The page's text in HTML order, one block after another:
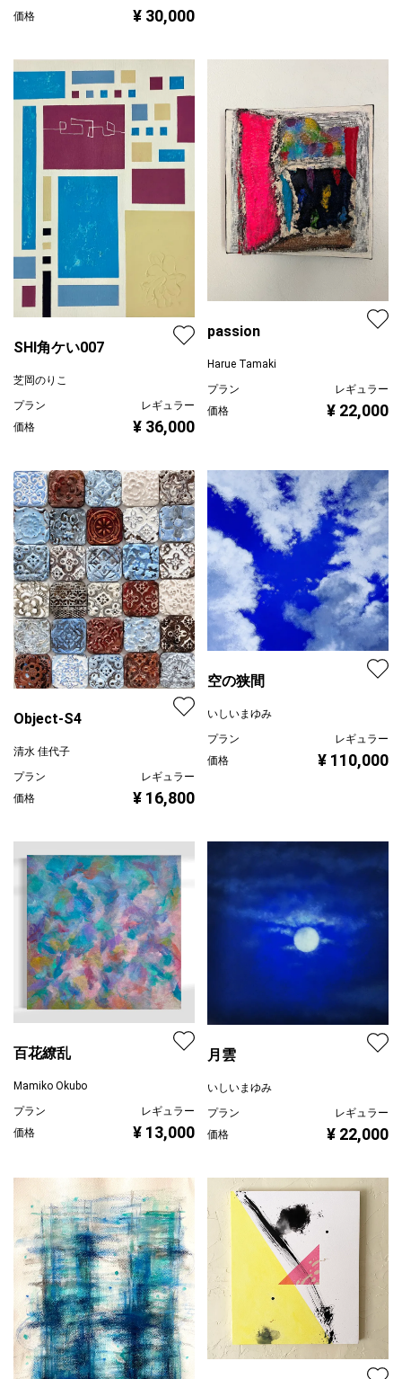
価格
¥ 30,000
SHI角ケい007
芝岡のりこ
プラン
レギュラー
価格
¥ 36,000
passion
Harue Tamaki
プラン
レギュラー
価格
¥ 22,000
Object-S4
清水 佳代子
プラン
レギュラー
価格
¥ 16,800
空の狭間
いしいまゆみ
プラン
レギュラー
価格
¥ 110,000
百花繚乱
Mamiko Okubo
プラン
レギュラー
価格
¥ 13,000
月雲
いしいまゆみ
プラン
レギュラー
価格
¥ 22,000